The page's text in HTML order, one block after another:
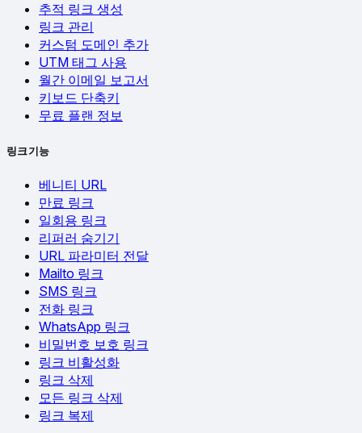
추적 링크 생성
링크 관리
커스텀 도메인 추가
UTM 태그 사용
월간 이메일 보고서
키보드 단축키
무료 플랜 정보
링크 기능
베니티 URL
만료 링크
일회용 링크
리퍼러 숨기기
URL 파라미터 전달
Mailto 링크
SMS 링크
전화 링크
WhatsApp 링크
비밀번호 보호 링크
링크 비활성화
링크 삭제
모든 링크 삭제
링크 복제